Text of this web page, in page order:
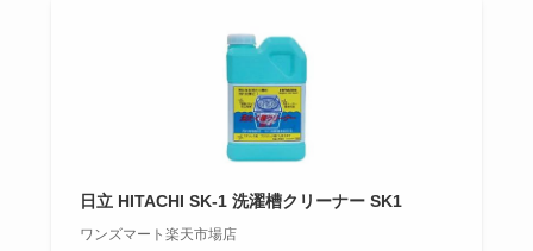
日立 HITACHI SK-1 洗濯槽クリーナー SK1
ワンズマート楽天市場店